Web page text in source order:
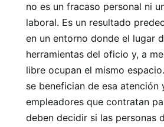
no es un fracaso personal ni
laboral. Es un resultado
en un entorno donde el lugar
herramientas del oficio y, a
libre ocupan el mismo
se benefician de esa atención
empleadores que contratan
deben decidir si las personas